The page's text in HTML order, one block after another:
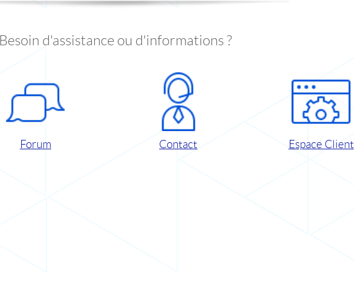
Besoin d'assistance ou d'informations ?
Forum Contact Espace Client